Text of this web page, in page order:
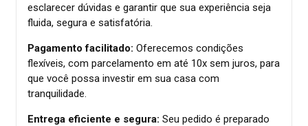
esclarecer dúvidas e garantir que sua experiência seja
fluida, segura e satisfatória.
Pagamento facilitado: Oferecemos condições
flexíveis, com parcelamento em até 10x sem juros, para
que você possa investir em sua casa com
tranquilidade.
Entrega eficiente e segura: Seu pedido é preparado